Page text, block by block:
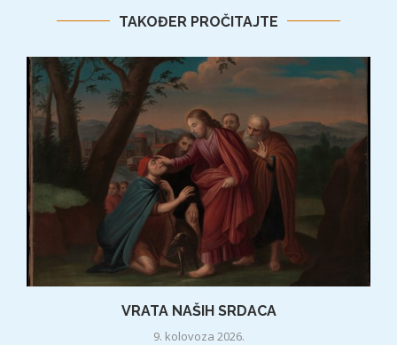
TAKOĐER PROČITAJTE
VRATA NAŠIH SRDACA
9. kolovoza 2026.